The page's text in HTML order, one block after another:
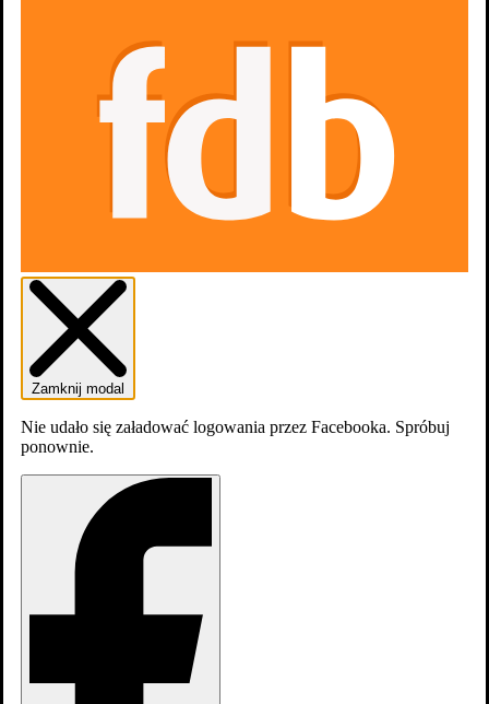
sezon
Zamknij modal
Nie udało się załadować logowania przez Facebooka. Spróbuj
ponownie.